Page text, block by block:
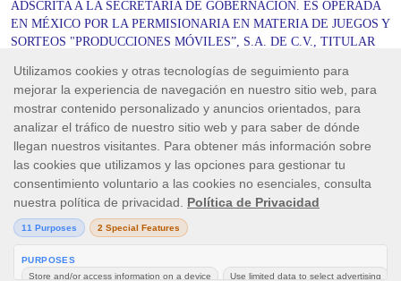
ADSCRITA A LA SECRETARÍA DE GOBERNACIÓN. ES OPERADA
EN MÉXICO POR LA PERMISIONARIA EN MATERIA DE JUEGOS Y
SORTEOS "PRODUCCIONES MÓVILES”, S.A. DE C.V., TITULAR
EN UNIÓN DE SU OPERADOR “UNOCAPALI LA PAZ
OPERADORA”, S.A. DE C.V. DE CONFORMIDAD CON LOS
OFICIOS DGJS/1580/2021 Y DGJS/DCRCA/2772/2021. JUEGOS DE
APUESTAS PROHIBIDOS PARA MENORES DE EDAD. JUEGA
RESPONSABLEMENTE. NO OLVIDES QUE LOS PROPÓSITOS
SON EL ENTRETENIMIENTO, LA DIVERSIÓN Y EL
ESPARCIMIENTO.
Los juegos de azar pueden ser adictivos, juega responsablemente.
Ten en cuenta que todas las imágenes de los juegos y los iconos de los